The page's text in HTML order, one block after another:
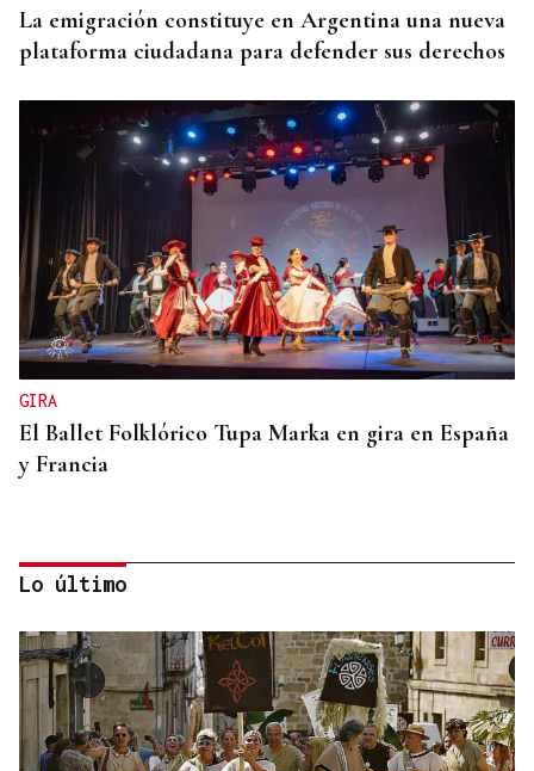
La emigración constituye en Argentina una nueva
plataforma ciudadana para defender sus derechos
GIRA
El Ballet Folklórico Tupa Marka en gira en España
y Francia
Lo último